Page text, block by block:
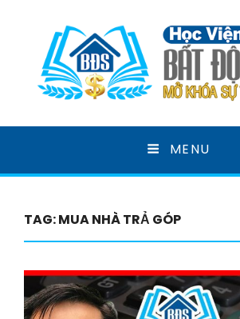
HỌC VIỆN BẤT
SẢN
MENU
TAG:MUA NHÀ TRẢ GÓP